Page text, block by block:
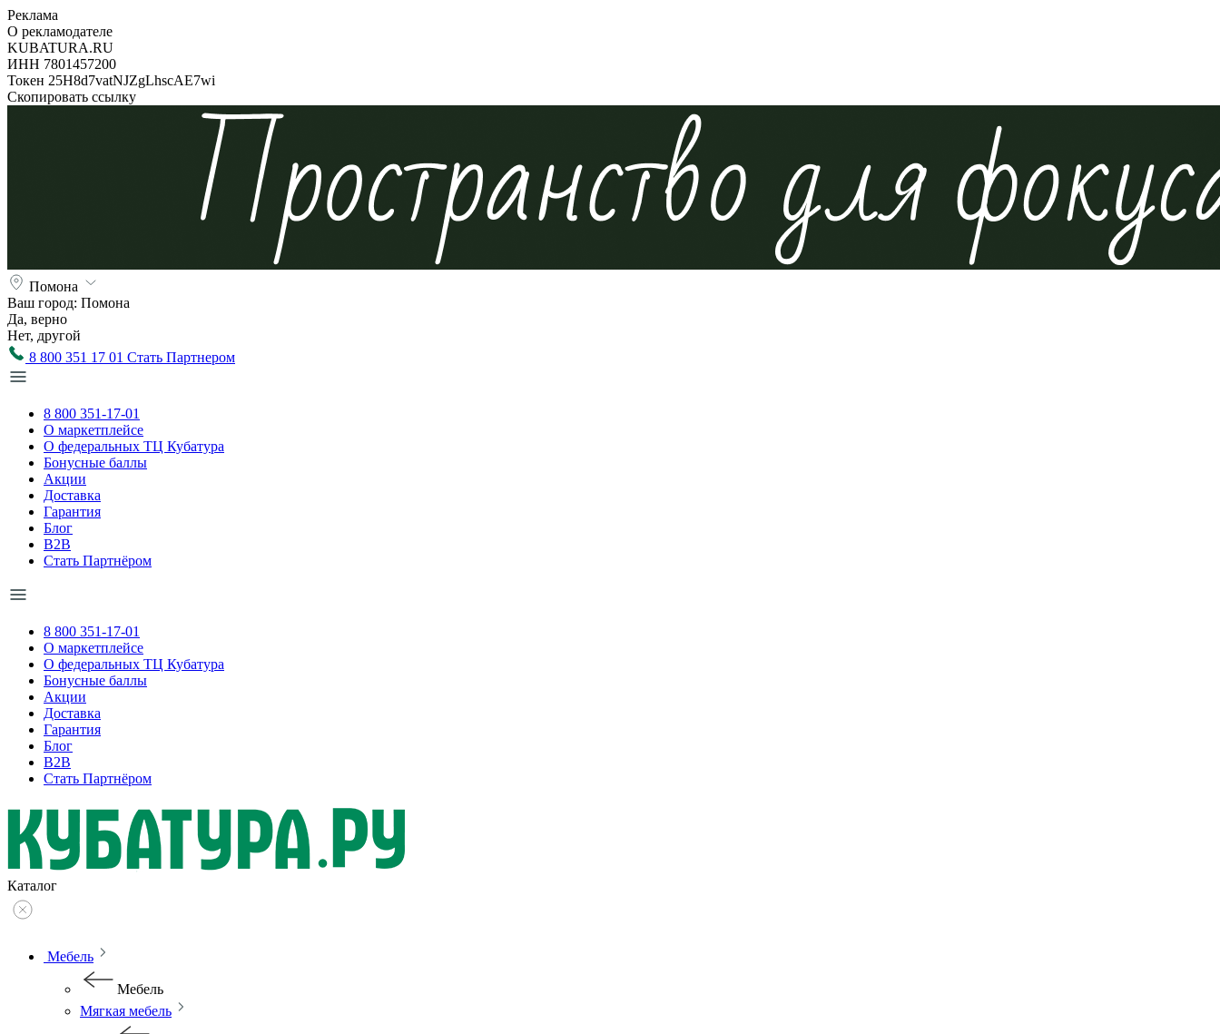
Реклама
О рекламодателе
KUBATURA.RU
ИНН 7801457200
Токен 25H8d7vatNJZgLhscAE7wi
Скопировать ссылку
Помона
Ваш город: Помона
Да, верно
Нет, другой
8 800 351 17 01 Стать Партнером
8 800 351-17-01
О маркетплейсе
О федеральных ТЦ Кубатура
Бонусные баллы
Акции
Доставка
Гарантия
Блог
B2B
Стать Партнёром
8 800 351-17-01
О маркетплейсе
О федеральных ТЦ Кубатура
Бонусные баллы
Акции
Доставка
Гарантия
Блог
B2B
Стать Партнёром
Каталог
Мебель
Мебель
Мягкая мебель